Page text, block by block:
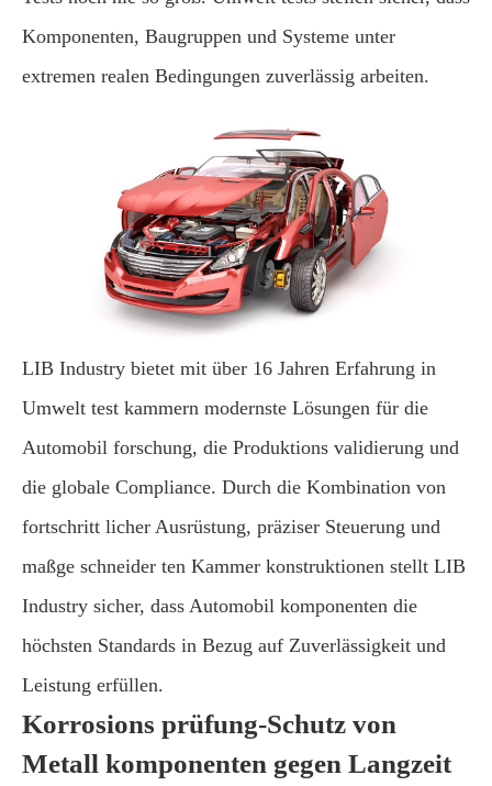
Komponenten, Baugruppen und Systeme unter
extremen realen Bedingungen zuverlässig arbeiten.
LIB Industry bietet mit über 16 Jahren Erfahrung in
Umwelt test kammern modernste Lösungen für die
Automobil forschung, die Produktions validierung und
die globale Compliance. Durch die Kombination von
fortschritt licher Ausrüstung, präziser Steuerung und
maßge schneider ten Kammer konstruktionen stellt LIB
Industry sicher, dass Automobil komponenten die
höchsten Standards in Bezug auf Zuverlässigkeit und
Leistung erfüllen.
Korrosions prüfung-Schutz von
Metall komponenten gegen Langzeit